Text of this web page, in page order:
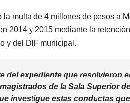
multa de 4 millones de pesos a
2014 y 2015 mediante la
y del DIF municipal.
del expediente que resolvieron
de la Sala Superior
investigue estas conductas